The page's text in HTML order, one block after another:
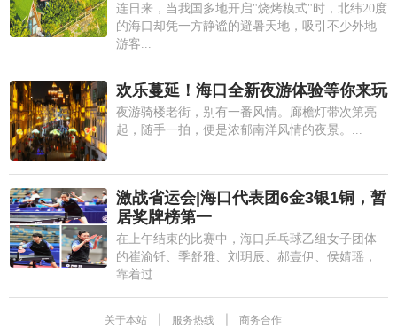
连日来，当我国多地开启"烧烤模式"时，北纬20度
的海口却凭一方静谧的避暑天地，吸引不少外地
游客...
欢乐蔓延！海口全新夜游体验等你来玩
夜游骑楼老街，别有一番风情。廊檐灯带次第亮
起，随手一拍，便是浓郁南洋风情的夜景。...
激战省运会|海口代表团6金3银1铜，暂
居奖牌榜第一
在上午结束的比赛中，海口乒乓球乙组女子团体
的崔渝钎、季舒雅、刘玥辰、郝壹伊、侯婧瑶，
靠着过...
关于本站 服务热线 商务合作